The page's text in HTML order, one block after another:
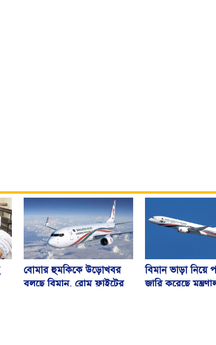
বোমার হুমকিকে উড়োখবর
বলছে বিমান, রোম ফ্লাইটের
বিমান ভাড়া নিয়ে
জারি করেছে